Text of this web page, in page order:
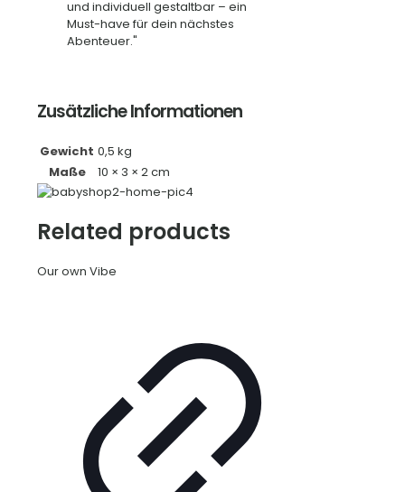
und individuell gestaltbar – ein
Must-have für dein nächstes
Abenteuer."
Zusätzliche Informationen
Gewicht 0,5 kg
Maße
10 × 3 × 2 cm
Related products
Our own Vibe